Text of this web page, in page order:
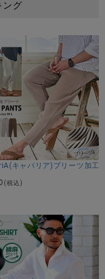
ング
クドルマンハーフスリー
キャバリア)プリーツ加工
(税込)